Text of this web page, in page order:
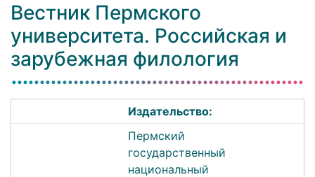
Вестник Пермского
университета. Российская и
зарубежная филология
Издательство:
Пермский
государственный
национальный